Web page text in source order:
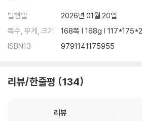
발행일
2026년 01월 20일
쪽수, 무게, 크기
168쪽 | 168g |
ISBN13
9791141175955
리뷰/한줄평 134
리뷰